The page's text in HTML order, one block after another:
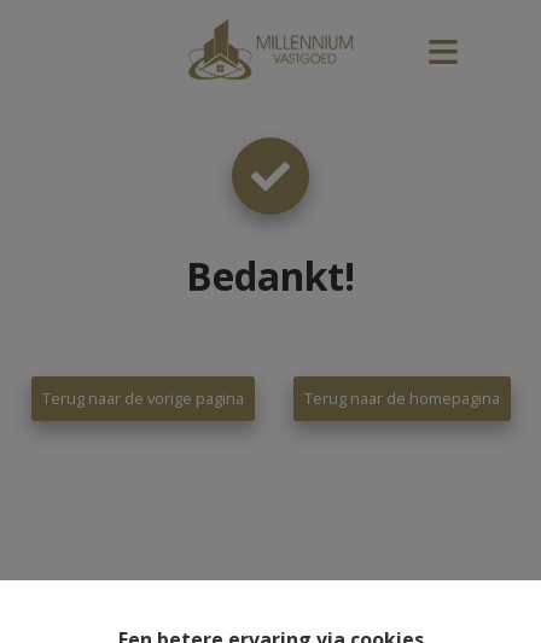
Bedankt!
Terug naar de vorige pagina Terug naar de homepagina